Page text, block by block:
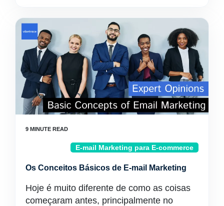
E-mail Marketing para E-commerce
Os Conceitos Básicos de E-mail Marketing
Hoje é muito diferente de como as coisas
começaram antes, principalmente no